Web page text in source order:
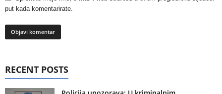
put kada komentarirate.
RECENT POSTS